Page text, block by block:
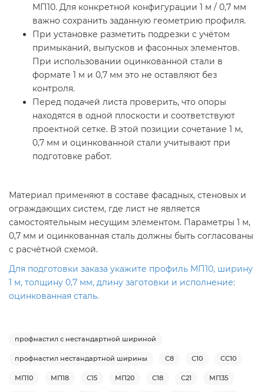
МП10. Для конкретной конфигурации 1 м / 0,7 мм
важно сохранить заданную геометрию профиля.
При установке разметить подрезки с учётом
примыканий, выпусков и фасонных элементов.
При использовании оцинкованной стали в
формате 1 м и 0,7 мм это не оставляют без
контроля.
Перед подачей листа проверить, что опоры
находятся в одной плоскости и соответствуют
проектной сетке. В этой позиции сочетание 1 м,
0,7 мм и оцинкованной стали учитывают при
подготовке работ.
Материал применяют в составе фасадных, стеновых и
ограждающих систем, где лист не является
самостоятельным несущим элементом. Параметры 1 м,
0,7 мм и оцинкованная сталь должны быть согласованы
с расчётной схемой.
Для подготовки заказа укажите профиль МП10, ширину
1 м, толщину 0,7 мм, длину заготовки и исполнение:
оцинкованная сталь.
профнастил с нестандартной шириной
профнастил нестандартной ширины С8 С10 СС10
МП10 МП18 С15 МП20 С18 С21 МП35